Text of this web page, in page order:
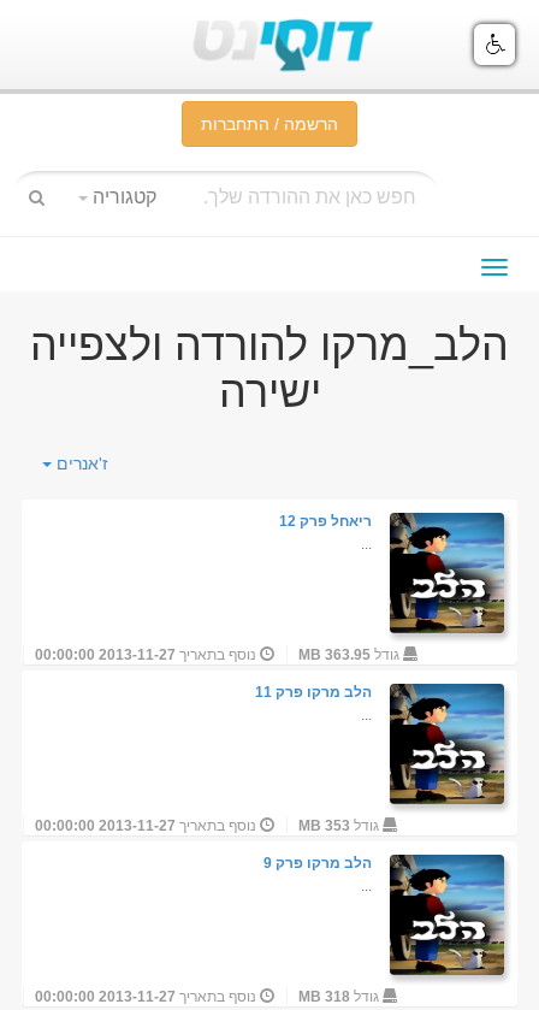
הרשמה / התחברות
קטגוריה
תפריט
הלב_מרקו להורדה ולצפייה
ישירה
ז'אנרים
ריאחל פרק 12
...
גודל363.95 MB נוסף בתאריך 2013-11-27 00:00:00
הלב מרקו פרק 11
...
גודל 353 MB נוסף בתאריך 2013-11-27 00:00:00
הלב מרקו פרק 9
...
גודל318 MB נוסף בתאריך 2013-11-27 00:00:00